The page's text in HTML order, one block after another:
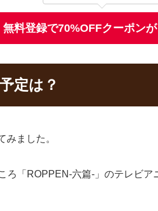
無料登録で70%OFFクーポン
定は？
みました。
ろ「ROPPEN-六篇-」のテレビ